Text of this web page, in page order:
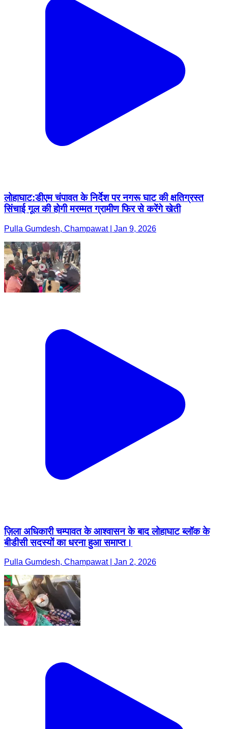
लोहाघाट:डीएम चंपावत के निर्देश पर नगरू घाट की क्षतिग्रस्त
सिंचाई गूल की होगी मरम्मत ग्रामीण फिर से करेंगे खेती
Pulla Gumdesh, Champawat | Jan 9, 2026
ज़िला अधिकारी चम्पावत के आश्वासन के बाद लोहाघाट ब्लॉक के
बीडीसी सदस्यों का धरना हुआ समाप्त।
Pulla Gumdesh, Champawat | Jan 2, 2026